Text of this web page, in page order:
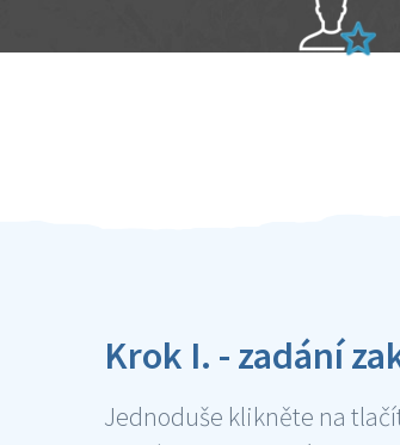
Krok I. - zadání
Jednoduše klikněte na